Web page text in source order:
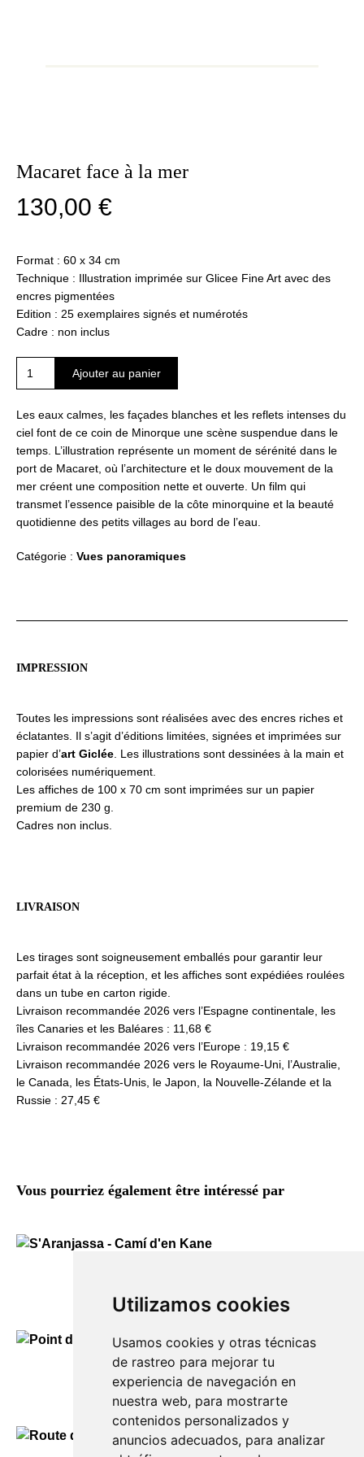
Utilizamos cookies
Usamos cookies y otras técnicas
de rastreo para mejorar tu
experiencia de navegación en
nuestra web, para mostrarte
contenidos personalizados y
anuncios adecuados, para analizar
Macaret face à la mer
130,00 €
Format : 60 x 34 cm
Technique : Illustration imprimée sur Glicee Fine Art avec des
encres pigmentées
Edition : 25 exemplaires signés et numérotés
Cadre : non inclus
mer
Ajouter au panier
Les eaux calmes, les façades blanches et les reflets intenses du
ciel font de ce coin de Minorque une scène suspendue dans le
temps. L’illustration représente un moment de sérénité dans le
port de Macaret, où l’architecture et le doux mouvement de la
mer créent une composition nette et ouverte. Un film qui
transmet l’essence paisible de la côte minorquine et la beauté
quotidienne des petits villages au bord de l’eau.
Catégorie : Vues panoramiques
IMPRESSION
Toutes les impressions sont réalisées avec des encres riches et
éclatantes. Il s’agit d’éditions limitées, signées et imprimées sur
papier d’art Giclée . Les illustrations sont dessinées à la main et
colorisées numériquement.
Les affiches de 100 x 70 cm sont imprimées sur un papier
premium de 230 g.
Cadres non inclus.
LIVRAISON
Les tirages sont soigneusement emballés pour garantir leur
parfait état à la réception, et les affiches sont expédiées roulées
dans un tube en carton rigide.
Livraison recommandée 2026 vers l’Espagne continentale, les
îles Canaries et les Baléares : 11,68 €
Livraison recommandée 2026 vers l’Europe : 19,15 €
Livraison recommandée 2026 vers le Royaume-Uni, l’Australie,
le Canada, les États-Unis, le Japon, la Nouvelle-Zélande et la
Russie : 27,45 €
Vous pourriez également être intéressé par
130,00
Point de vue de Cala Galdana
130,00